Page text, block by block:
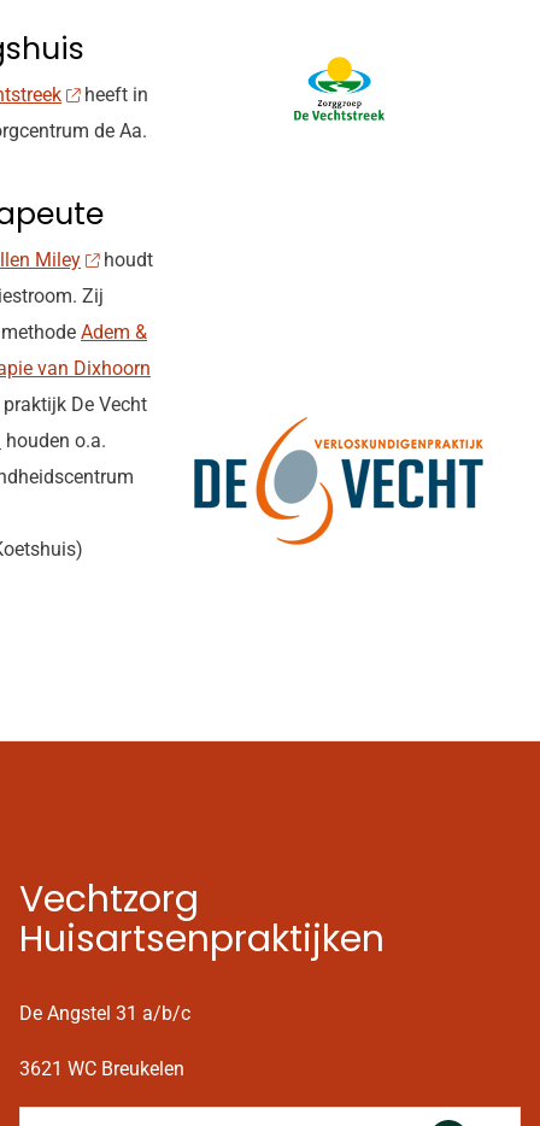
heeft in
de Aa.
Miley
houdt
Zij
Adem &
van Dixhoorn
De Vecht
houden o.a.
Vechtzorg
Huisartsenpraktijken
De Angstel 31 a/b/c
3621 WC Breukelen